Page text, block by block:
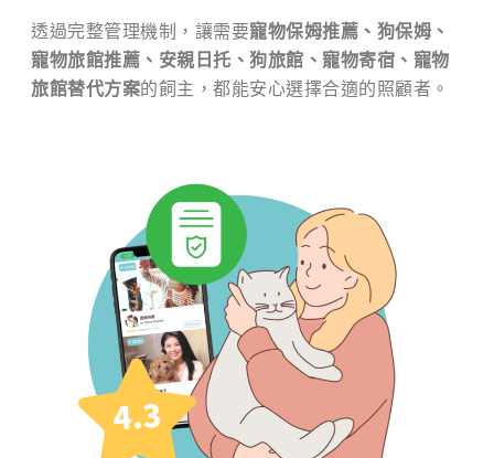
透過完整管理機制，讓需要寵物保姆推薦、狗保姆、
寵物旅館推薦、安親日托、狗旅館、寵物寄宿、寵物
旅館替代方案的飼主，都能安心選擇合適的照顧者。